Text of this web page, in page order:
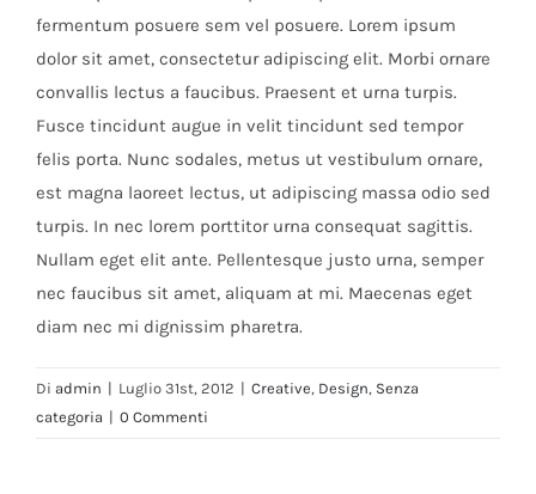
fermentum posuere sem vel posuere. Lorem ipsum
dolor sit amet, consectetur adipiscing elit. Morbi ornare
convallis lectus a faucibus. Praesent et urna turpis.
Fusce tincidunt augue in velit tincidunt sed tempor
felis porta. Nunc sodales, metus ut vestibulum ornare,
est magna laoreet lectus, ut adipiscing massa odio sed
turpis. In nec lorem porttitor urna consequat sagittis.
Nullam eget elit ante. Pellentesque justo urna, semper
nec faucibus sit amet, aliquam at mi. Maecenas eget
diam nec mi dignissim pharetra.
Di admin | Luglio 31st, 2012 | Creative, Design, Senza
categoria | 0 Commenti